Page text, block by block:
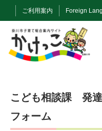
ご利用案内 Foreign
こども相談課 発
フォーム